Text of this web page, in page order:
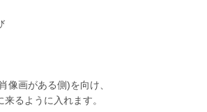
像画がある側)を向け、
るように入れます。